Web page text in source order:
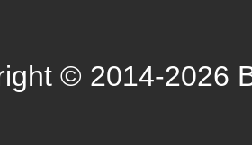
© 2014-2026